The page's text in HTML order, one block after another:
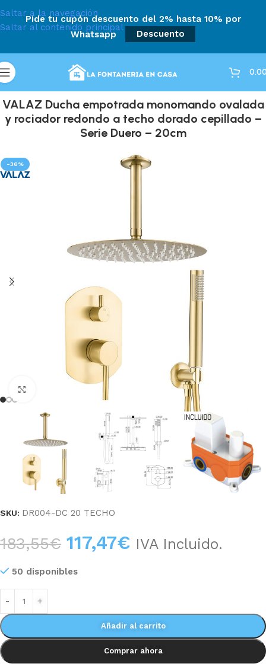
Saltar a la navegación
Saltar al contenido principal
Pide tu cupón descuento del 2% hasta 10% por
Whatsapp
Descuento
VALAZ Ducha empotrada monomando ovalada
y rociador redondo a techo dorado cepillado –
Serie Duero – 20cm
-36%
Haga clic para ampliar
SKU: DR004-DC 20 TECHO
183,55€ 117,47€ IVA Incluido.
50 disponibles
Añadir al carrito
Comprar ahora